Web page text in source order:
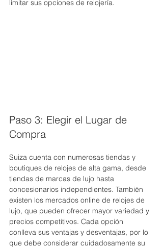
limitar sus opciones de relojería.
Paso 3: Elegir el Lugar de
Compra
Suiza cuenta con numerosas tiendas y
boutiques de relojes de alta gama, desde
tiendas de marcas de lujo hasta
concesionarios independientes. También
existen los mercados online de relojes de
lujo, que pueden ofrecer mayor variedad y
precios competitivos. Cada opción
conlleva sus ventajas y desventajas, por lo
que debe considerar cuidadosamente su